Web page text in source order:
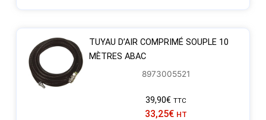
TUYAU D’AIR COMPRIMÉ SOUPLE 10
MÈTRES ABAC
8973005521
39,90€ TTC
33,25€ HT